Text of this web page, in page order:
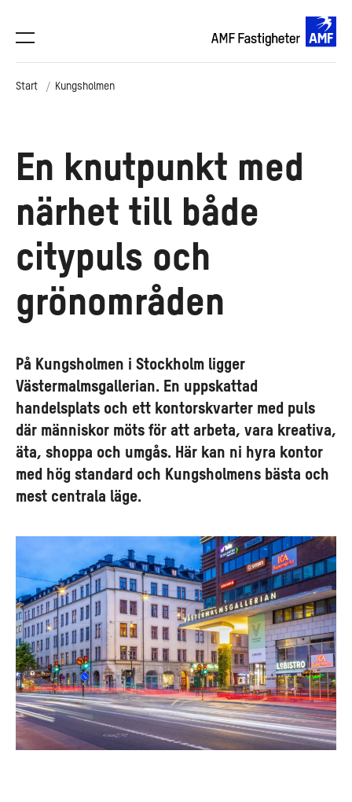
Start Kungsholmen
En knutpunkt med
närhet till både
citypuls och
grönområden
På Kungsholmen i Stockholm ligger
Västermalmsgallerian. En uppskattad
handelsplats och ett kontorskvarter med puls
där människor möts för att arbeta, vara kreativa,
äta, shoppa och umgås. Här kan ni hyra kontor
med hög standard och Kungsholmens bästa och
mest centrala läge.